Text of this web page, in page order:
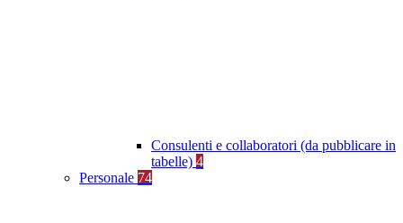
Consulenti e collaboratori (da pubblicare in
tabelle) 4
Personale 74